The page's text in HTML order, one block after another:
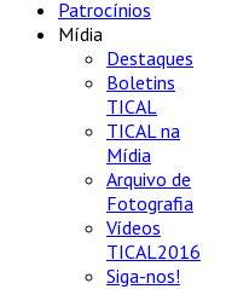
Patrocínios
Mídia
Destaques
Boletins
TICAL
TICAL na
Mídia
Arquivo de
Fotografia
Vídeos
TICAL2016
Siga-nos!